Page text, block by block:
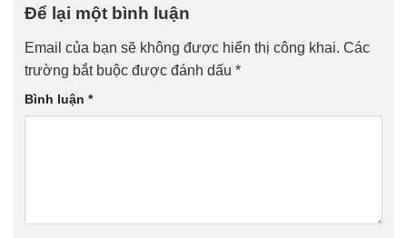
Để lại một bình luận
Email của bạn sẽ không được hiển thị công khai. Các
trường bắt buộc được đánh dấu *
Bình luận *